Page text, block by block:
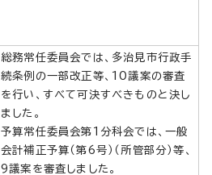
総務常任委員会では、多治見市行政手
続条例の一部改正等、10議案の審査
を行い、すべて可決すべきものと決し
ました。
予算常任委員会第1分科会では、一般
会計補正予算（第6号）（所管部分）等、
9議案を審査しました。